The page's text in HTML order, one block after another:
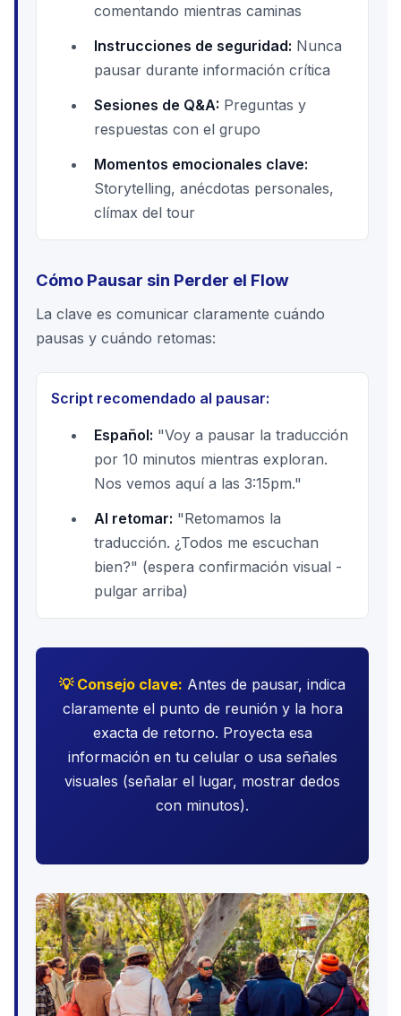
comentando mientras caminas
Instrucciones de seguridad: Nunca
pausar durante información crítica
Sesiones de Q&A: Preguntas y
respuestas con el grupo
Momentos emocionales clave:
Storytelling, anécdotas personales,
clímax del tour
Cómo Pausar sin Perder el Flow
La clave es comunicar claramente cuándo
pausas y cuándo retomas:
Script recomendado al pausar:
Español: "Voy a pausar la traducción
por 10 minutos mientras exploran.
Nos vemos aquí a las 3:15pm."
Al retomar: "Retomamos la
traducción. ¿Todos me escuchan
bien?" (espera confirmación visual -
pulgar arriba)
💡 Consejo clave: Antes de pausar, indica
claramente el punto de reunión y la hora
exacta de retorno. Proyecta esa
información en tu celular o usa señales
visuales (señalar el lugar, mostrar dedos
con minutos).